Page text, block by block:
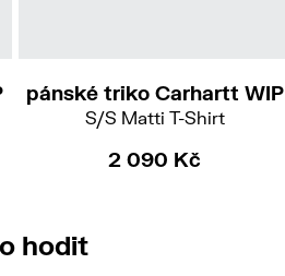
pánské triko Carhartt WIP
S/S Matti T-Shirt
2 090 Kč
hodit